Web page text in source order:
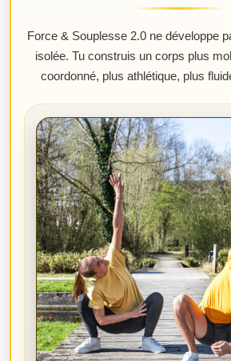
Force & Souplesse 2.0 ne développe
isolée. Tu construis un corps plus
coordonné, plus athlétique, plus